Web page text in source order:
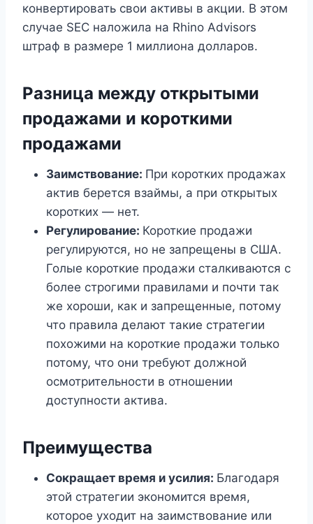
конвертировать свои активы в акции. В этом
случае SEC наложила на Rhino Advisors
штраф в размере 1 миллиона долларов.
Разница между открытыми
продажами и короткими
продажами
Заимствование: При коротких продажах
актив берется взаймы, а при открытых
коротких — нет.
Регулирование: Короткие продажи
регулируются, но не запрещены в США.
Голые короткие продажи сталкиваются с
более строгими правилами и почти так
же хороши, как и запрещенные, потому
что правила делают такие стратегии
похожими на короткие продажи только
потому, что они требуют должной
осмотрительности в отношении
доступности актива.
Преимущества
Сокращает время и усилия: Благодаря
этой стратегии экономится время,
которое уходит на заимствование или